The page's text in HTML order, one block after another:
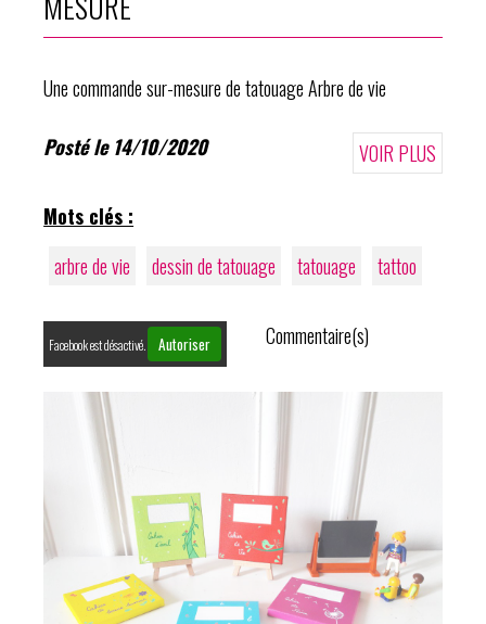
Une commande sur-mesure de tatouage Arbre de vie
Posté le 14/10/2020 VOIR PLUS
Mots clés :
arbre de vie
dessin de tatouage tatouage tattoo
Facebook est désactivé. Autoriser Commentaire(s)